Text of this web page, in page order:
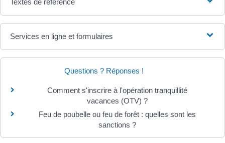
Textes de référence
Services en ligne et formulaires
Questions ? Réponses !
Comment s'inscrire à l'opération tranquillité
vacances (OTV) ?
Feu de poubelle ou feu de forêt : quelles sont les
sanctions ?